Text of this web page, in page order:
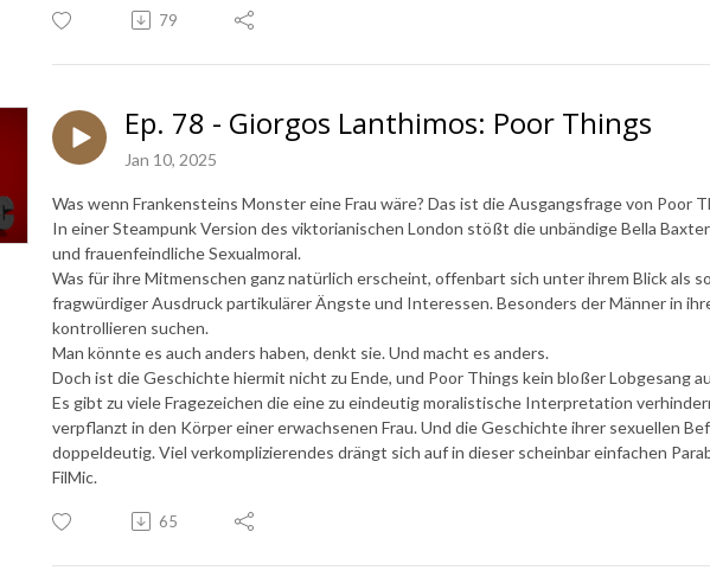
79
Ep. 78 - Giorgos Lanthimos: Poor Things
Jan 10, 2025
Was wenn Frankensteins Monster eine Frau wäre? Das ist die Ausgangsfrage von Poor
In einer Steampunk Version des viktorianischen London stößt die unbändige Bella
und frauenfeindliche Sexualmoral.
Was für ihre Mitmenschen ganz natürlich erscheint, offenbart sich unter ihrem Blick als
fragwürdiger Ausdruck partikulärer Ängste und Interessen. Besonders der Männer in
kontrollieren suchen.
Man könnte es auch anders haben, denkt sie. Und macht es anders.
Doch ist die Geschichte hiermit nicht zu Ende, und Poor Things kein bloßer Lobgesang
Es gibt zu viele Fragezeichen die eine zu eindeutig moralistische Interpretation
verpflanzt in den Körper einer erwachsenen Frau. Und die Geschichte ihrer sexuellen
doppeldeutig. Viel verkomplizierendes drängt sich auf in dieser scheinbar einfachen
FilMic.
65